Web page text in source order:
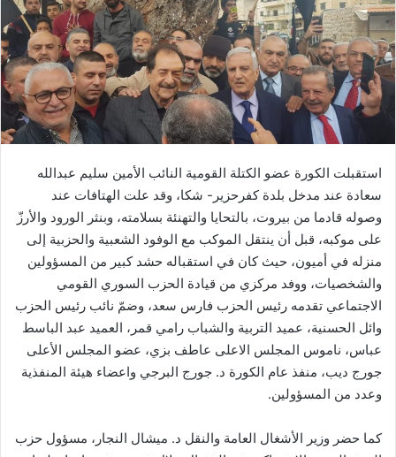
استقبلت الكورة عضو الكتلة القومية النائب الأمين سليم عبدالله
سعادة عند مدخل بلدة كفرحزير- شكا، وقد علت الهتافات عند
وصوله قادما من بيروت، بالتحايا والتهنئة بسلامته، وبنثر الورود والأرزّ
على موكبه، قبل أن ينتقل الموكب مع الوفود الشعبية والحزبية إلى
منزله في أميون، حيث كان في استقباله حشد كبير من المسؤولين
والشخصيات، ووفد مركزي من قيادة الحزب السوري القومي
الاجتماعي تقدمه رئيس الحزب فارس سعد، وضمّ نائب رئيس الحزب
وائل الحسنية، عميد التربية والشباب رامي قمر، العميد عبد الباسط
عباس، ناموس المجلس الاعلى عاطف بزي، عضو المجلس الأعلى
جورج ديب، منفذ عام الكورة د. جورج البرجي واعضاء هيئة المنفذية
وعدد من المسؤولين.
كما حضر وزير الأشغال العامة والنقل د. ميشال النجار، مسؤول حزب